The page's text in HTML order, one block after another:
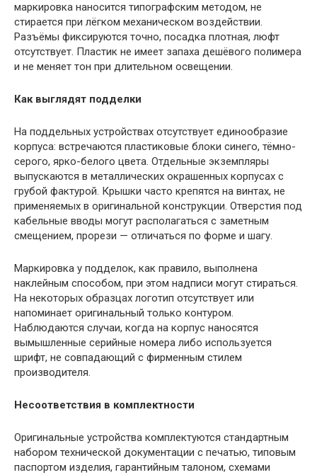
маркировка наносится типографским методом, не
стирается при лёгком механическом воздействии.
Разъёмы фиксируются точно, посадка плотная, люфт
отсутствует. Пластик не имеет запаха дешёвого полимера
и не меняет тон при длительном освещении.
Как выглядят подделки
На поддельных устройствах отсутствует единообразие
корпуса: встречаются пластиковые блоки синего, тёмно-
серого, ярко-белого цвета. Отдельные экземпляры
выпускаются в металлических окрашенных корпусах с
грубой фактурой. Крышки часто крепятся на винтах, не
применяемых в оригинальной конструкции. Отверстия под
кабельные вводы могут располагаться с заметным
смещением, прорези — отличаться по форме и шагу.
Маркировка у подделок, как правило, выполнена
наклейным способом, при этом надписи могут стираться.
На некоторых образцах логотип отсутствует или
напоминает оригинальный только контуром.
Наблюдаются случаи, когда на корпус наносятся
вымышленные серийные номера либо используется
шрифт, не совпадающий с фирменным стилем
производителя.
Несоответствия в комплектности
Оригинальные устройства комплектуются стандартным
набором технической документации с печатью, типовым
паспортом изделия, гарантийным талоном, схемами